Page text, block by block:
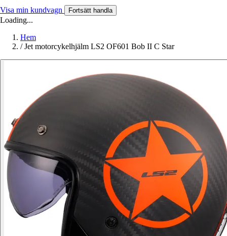
Visa min kundvagn Fortsätt handla
Loading...
Hem
/ Jet motorcykelhjälm LS2 OF601 Bob II C Star